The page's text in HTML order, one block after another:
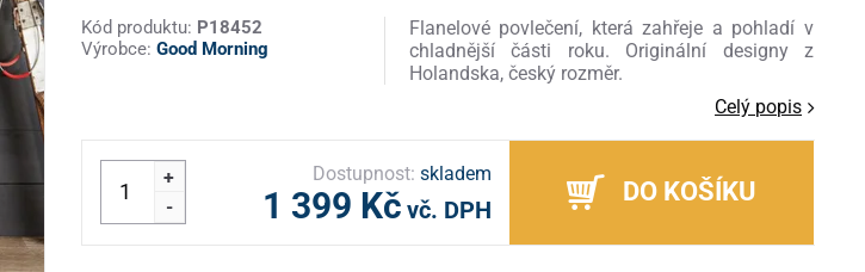
Kód produktu: P18452
Výrobce: Good Morning
Flanelové povlečení, která zahřeje a pohladí v
chladnější části roku. Originální designy z
Holandska, český rozměr.
Celý popis
+
-
Dostupnost: skladem
1 399 Kč vč. DPH
DO KOŠÍKU